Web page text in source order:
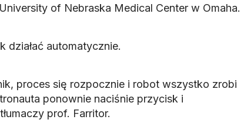
of Nebraska Medical Center w Omaha.
działać automatycznie.
proces się rozpocznie i robot wszystko zrobi
ponownie naciśnie przycisk i
prof. Farritor.